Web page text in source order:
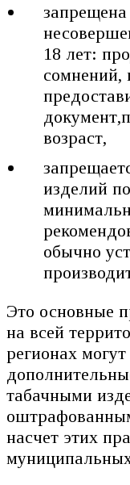
18 лет:
сомнений,
возраст,
изделий
обычно
Это основные
на всей
регионах
табачными
насчет этих